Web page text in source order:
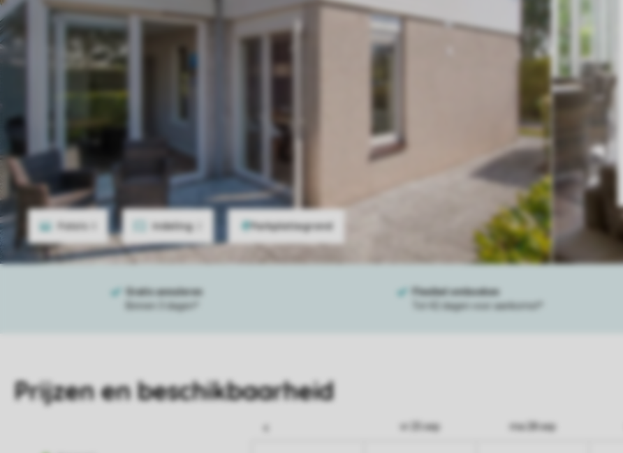
Foto's Indeling
Prijzen en beschikbaarheid
vr 25 sep ma 28 sep